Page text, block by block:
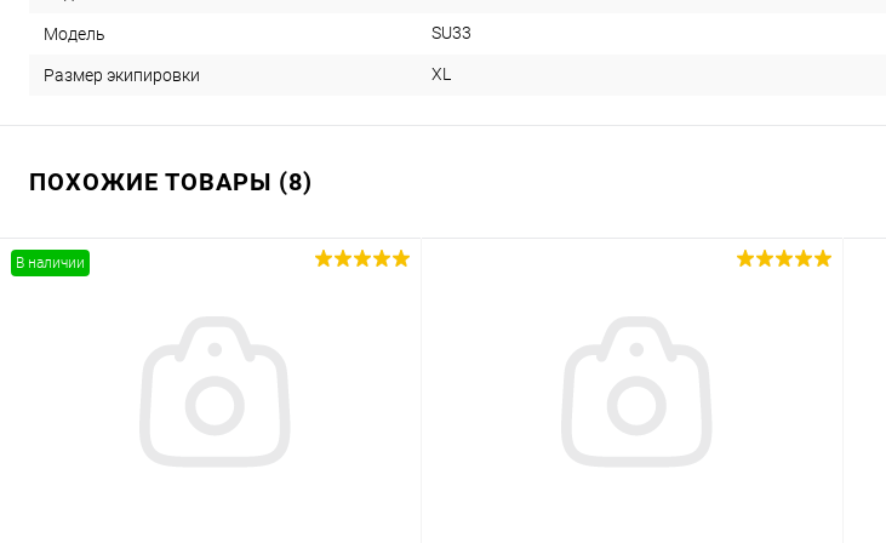
Модель SU33
Размер экипировки XL
ПОХОЖИЕ ТОВАРЫ (8)
В наличии